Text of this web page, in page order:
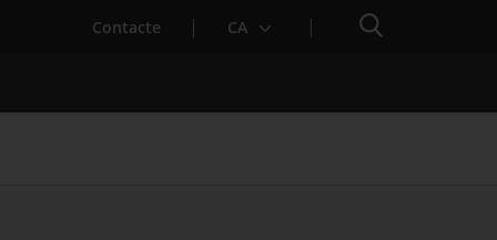
Contacte CA Cercador